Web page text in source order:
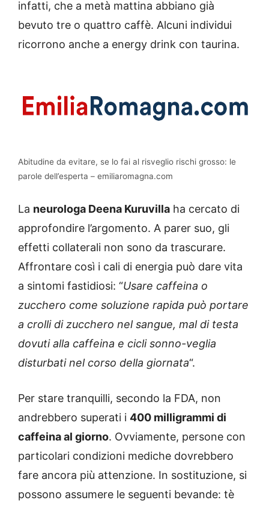
infatti, che a metà mattina abbiano già
bevuto tre o quattro caffè. Alcuni individui
ricorrono anche a energy drink con taurina.
Abitudine da evitare, se lo fai al risveglio rischi grosso: le
parole dell’esperta – emiliaromagna.com
La neurologa Deena Kuruvilla ha cercato di
approfondire l’argomento. A parer suo, gli
effetti collaterali non sono da trascurare.
Affrontare così i cali di energia può dare vita
a sintomi fastidiosi: “Usare caffeina o
zucchero come soluzione rapida può portare
a crolli di zucchero nel sangue, mal di testa
dovuti alla caffeina e cicli sonno-veglia
disturbati nel corso della giornata“.
Per stare tranquilli, secondo la FDA, non
andrebbero superati i 400 milligrammi di
caffeina al giorno. Ovviamente, persone con
particolari condizioni mediche dovrebbero
fare ancora più attenzione. In sostituzione, si
possono assumere le seguenti bevande: tè